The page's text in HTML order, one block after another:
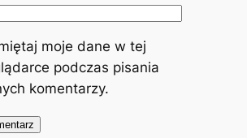
moje dane w tej
podczas pisania
komentarzy.